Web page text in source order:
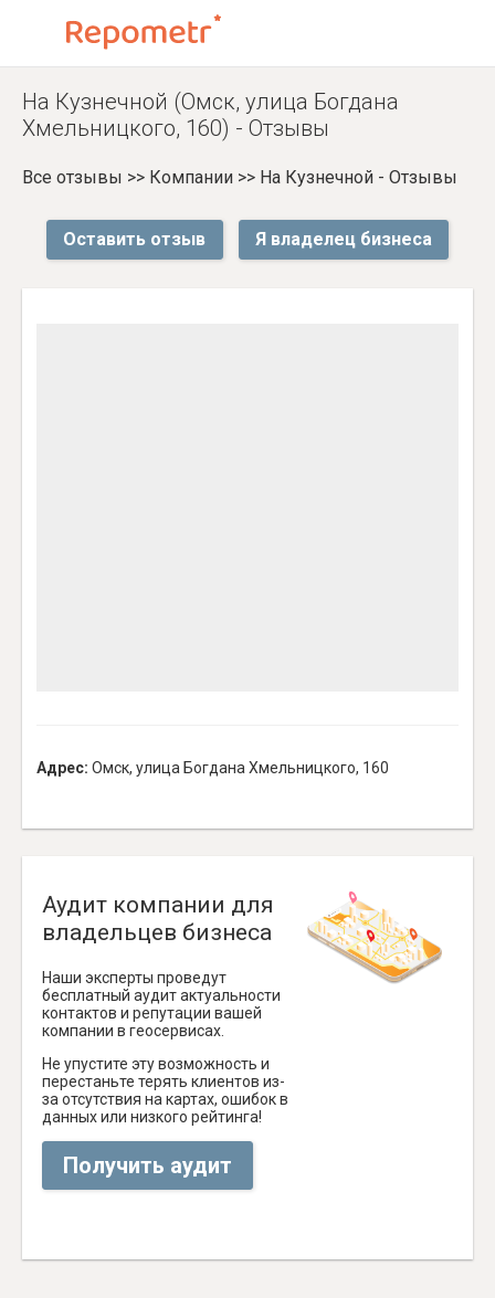
На Кузнечной (Омск, улица Богдана
Хмельницкого, 160) - Отзывы
Все отзывы >> Компании >> На Кузнечной - Отзывы
Оставить отзыв Я владелец бизнеса
Адрес: Омск, улица Богдана Хмельницкого, 160
Аудит компании для
владельцев бизнеса
Наши эксперты проведут
бесплатный аудит актуальности
контактов и репутации вашей
компании в геосервисах.
Не упустите эту возможность и
перестаньте терять клиентов из-
за отсутствия на картах, ошибок в
данных или низкого рейтинга!
Получить аудит